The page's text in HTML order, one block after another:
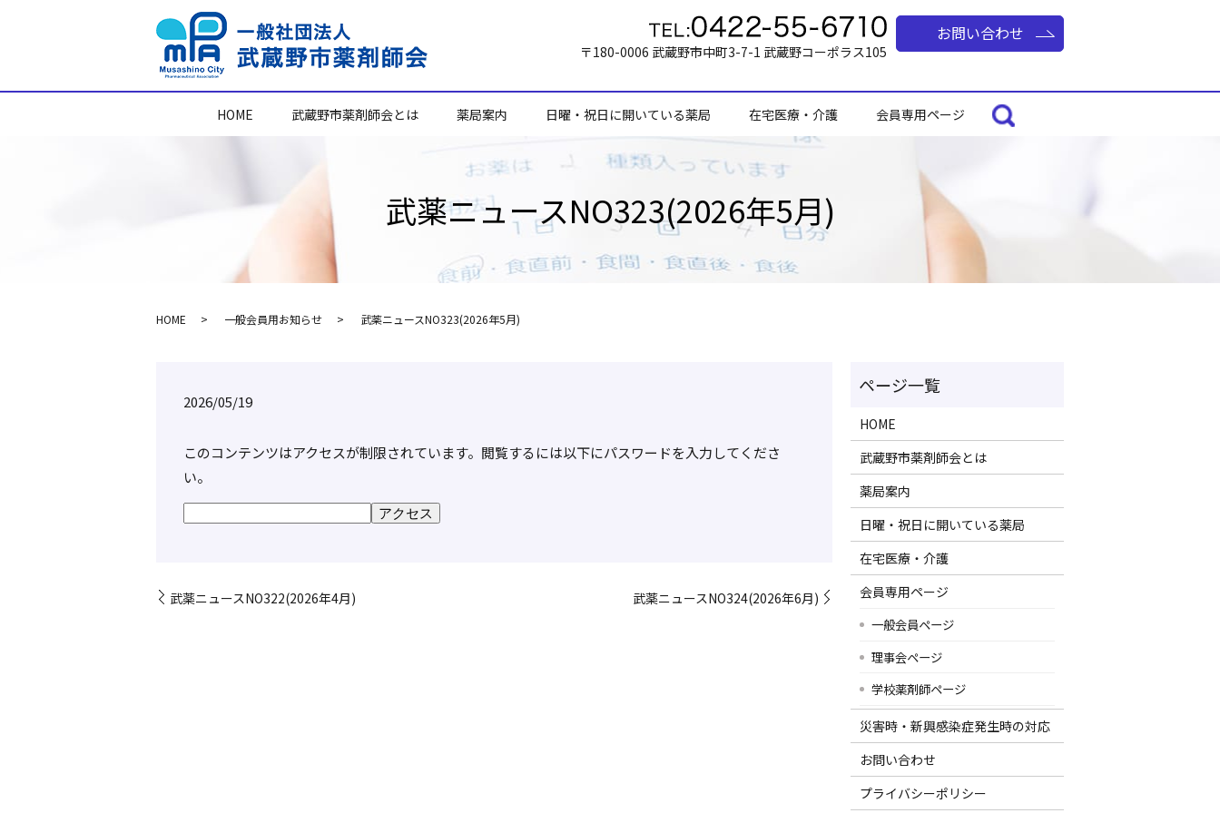
〒180-0006 武蔵野市中町3-7-1 武蔵野コーポラス105
お問い合わせ
HOME 武蔵野市薬剤師会とは 薬局案内 日曜・祝日に開いている薬局 在宅医療・介護 会員専用ページ
武薬ニュースNO323(2026年5月)
HOME 一般会員用お知らせ 武薬ニュースNO323(2026年5月)
2026/05/19
このコンテンツはアクセスが制限されています。閲覧するには以下にパスワードを入力してくださ
い。
武薬ニュースNO322(2026年4月) 武薬ニュースNO324(2026年6月)
HOME
武蔵野市薬剤師会とは
薬局案内
日曜・祝日に開いている薬局
在宅医療・介護
会員専用ページ
一般会員ページ
理事会ページ
学校薬剤師ページ
災害時・新興感染症発生時の対応
お問い合わせ
プライバシーポリシー